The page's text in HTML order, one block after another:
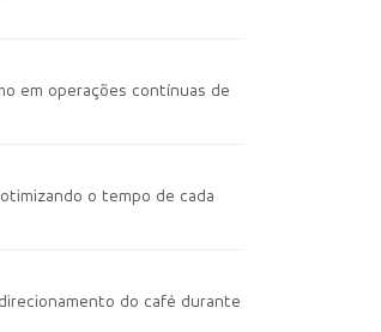
em operações contínuas de
o tempo de cada
do café durante